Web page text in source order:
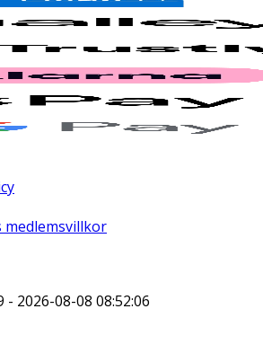
medlemsvillkor
- 2026-08-08 08:52:06